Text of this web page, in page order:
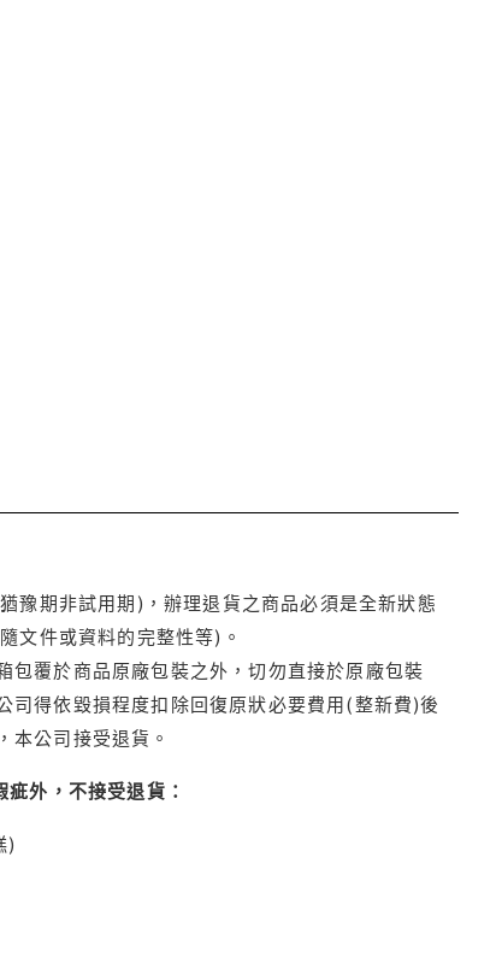
豫期非試用期)，辦理退貨之商品必須是全新狀態
文件或資料的完整性等)。
覆於商品原廠包裝之外，切勿直接於原廠包裝
司得依毀損程度扣除回復原狀必要費用(整新費)後
本公司接受退貨。
外，不接受退貨：
)